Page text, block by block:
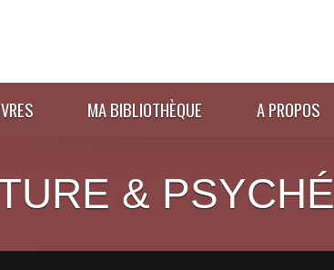
MA BIBLIOTHÈQUE A PROPOS
& PSYCHÉ